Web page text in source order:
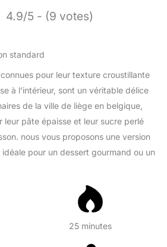
4.9/5 - (9 votes)
pour leur texture croustillante
à l’intérieur, sont un véritable délice
de la ville de liège en belgique,
leur pâte épaisse et leur sucre perlé
nous vous proposons une version
pour un dessert gourmand ou un
25 minutes